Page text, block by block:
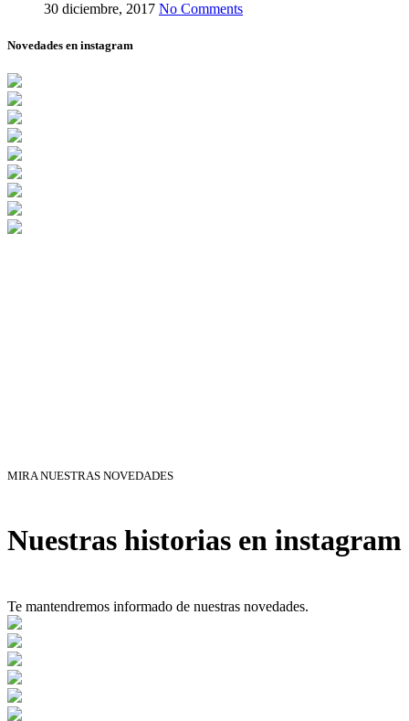
30 diciembre, 2017 No Comments
Novedades en instagram
MIRA NUESTRAS NOVEDADES
Nuestras historias en instagram
Te mantendremos informado de nuestras novedades.